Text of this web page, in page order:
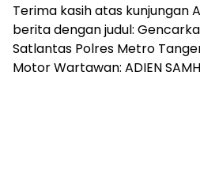
Terima kasih atas kunjungan
berita dengan judul:
Satlantas Polres Metro
Motor Wartawan: ADIEN